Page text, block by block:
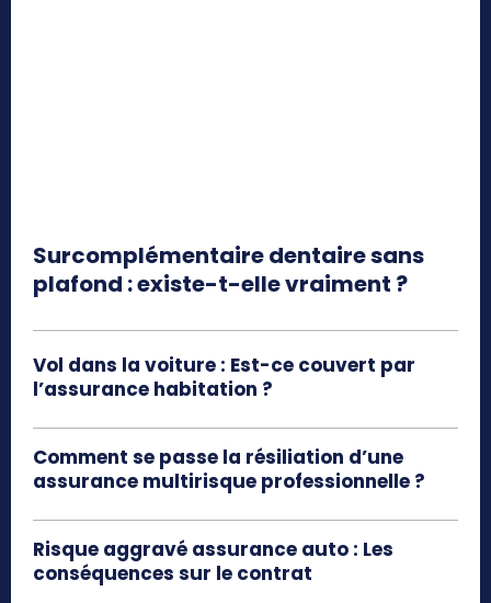
Surcomplémentaire dentaire sans
plafond : existe-t-elle vraiment ?
Vol dans la voiture : Est-ce couvert par
l’assurance habitation ?
Comment se passe la résiliation d’une
assurance multirisque professionnelle ?
Risque aggravé assurance auto : Les
conséquences sur le contrat